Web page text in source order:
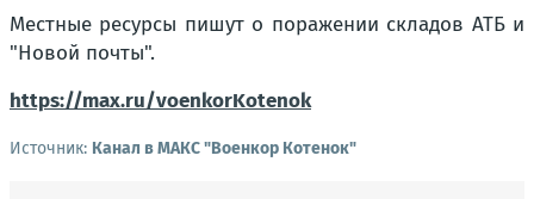
Местные ресурсы пишут о поражении складов АТБ и
"Новой почты".
https://max.ru/voenkorKotenok
Источник: Канал в МАКС "Военкор Котенок"